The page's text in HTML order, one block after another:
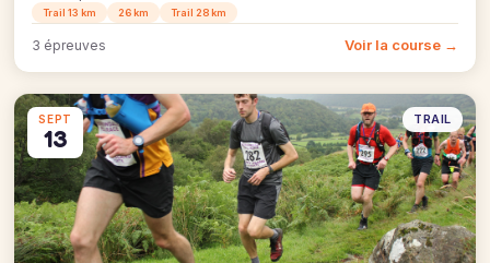
Trail 13 km 26 km Trail 28 km
3 épreuves Voir la course →
SEPT
13
TRAIL